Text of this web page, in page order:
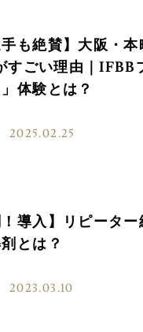
手も絶賛】大阪・
すごい理由｜IFBB
体験とは？
2025.02.25
！導入】リピータ
とは？
2023.03.10